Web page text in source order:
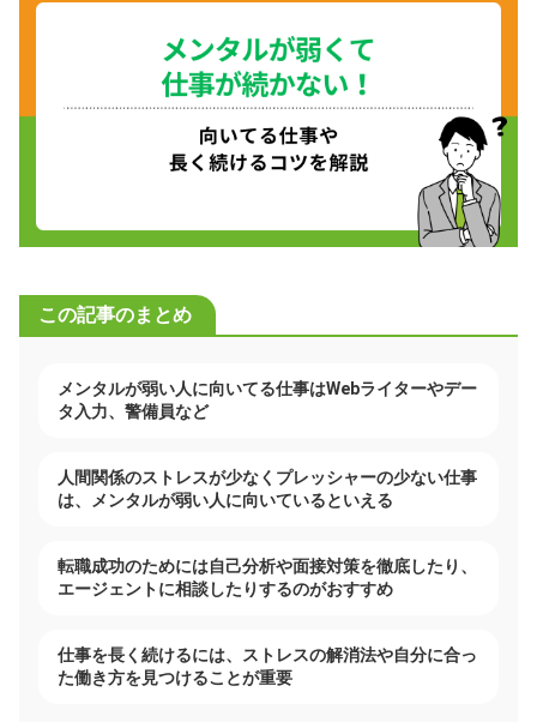
この記事のまとめ
メンタルが弱い人に向いてる仕事はWebライターやデー
タ入力、警備員など
人間関係のストレスが少なくプレッシャーの少ない仕事
は、メンタルが弱い人に向いているといえる
転職成功のためには自己分析や面接対策を徹底したり、
エージェントに相談したりするのがおすすめ
仕事を長く続けるには、ストレスの解消法や自分に合っ
た働き方を見つけることが重要